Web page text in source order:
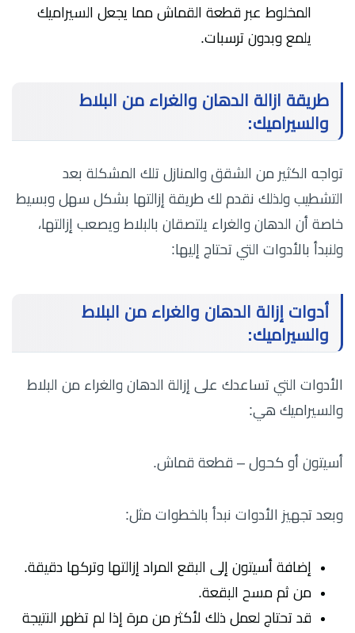
المخلوط عبر قطعة القماش مما يجعل السيراميك
يلمع وبدون ترسبات.
طريقة ازالة الدهان والغراء من البلاط
والسيراميك:
تواجه الكثير من الشقق والمنازل تلك المشكلة بعد
التشطيب ولذلك نقدم لك طريقة إزالتها بشكل سهل وبسيط
خاصة أن الدهان والغراء يلتصقان بالبلاط ويصعب إزالتها،
ولنبدأ بالأدوات التي تحتاج إليها:
أدوات إزالة الدهان والغراء من البلاط
والسيراميك:
الأدوات التي تساعدك على إزالة الدهان والغراء من البلاط
والسيراميك هي:
أسيتون أو كحول – قطعة قماش.
وبعد تجهيز الأدوات نبدأ بالخطوات مثل:
إضافة أسيتون إلى البقع المراد إزالتها وتركها دقيقة.
من ثم مسح البقعة.
قد تحتاج لعمل ذلك لأكثر من مرة إذا لم تظهر النتيجة